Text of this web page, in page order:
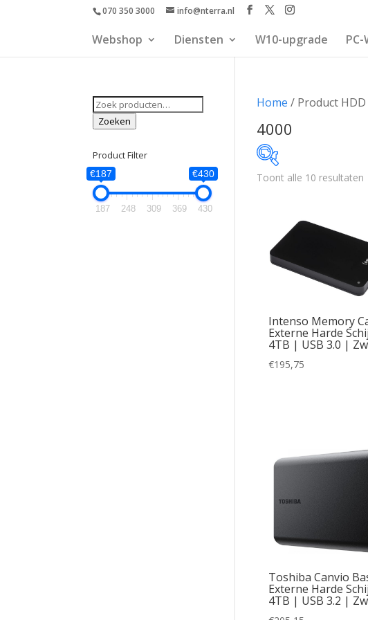
070 350 3000 info@nterra.nl
Webshop Diensten W10-upgrade
Home / Product
4000
248
Toont alle 10 resultaten
Intenso Memory
Externe Harde
4TB | USB 3.0 |
€195,75
Toshiba Canvio
Externe Harde
4TB | USB 3.2 |
Zoeken
naar:
Zoeken
Product Filter
€187 €430
187 248 309 369 430